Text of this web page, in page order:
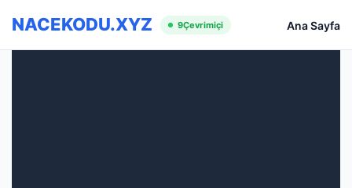
NACEKODU.XYZ 9Çevrimiçi Ana Sayfa